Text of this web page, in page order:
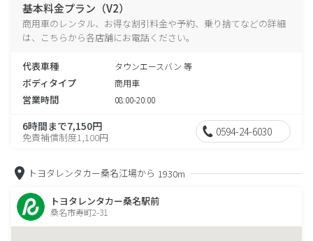
基本料金プラン（V2）
商用車のレンタル、お得な割引料金や予約、乗り捨てなどの詳細
は、こちらから各店舗にお電話ください。
代表車種 タウンエースバン 等
ボディタイプ 商用車
営業時間 08:00-20:00
6時間まで7,150円
免責補償制度1,100円 0594-24-6030
トヨタレンタカー桑名江場から 1930m
トヨタレンタカー桑名駅前
桑名市寿町2-31